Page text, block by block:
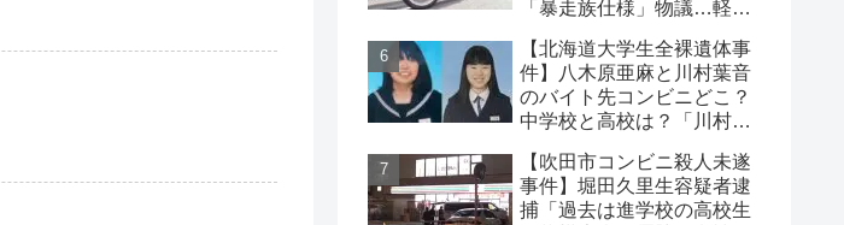
「暴走族仕様」物議…軽自
【北海道大学生全裸遺体事
件】八木原亜麻と川村葉音
のバイト先コンビニどこ？
中学校と高校は？「川村の
氏」の声も
【吹田市コンビニ殺人未遂
事件】堀田久里生容疑者逮
捕「過去は進学校の高校生